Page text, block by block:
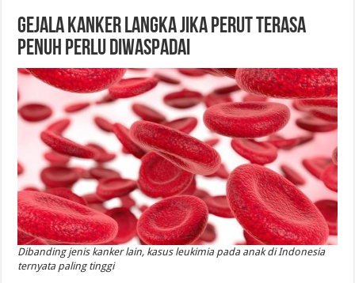
Gejala Kanker Langka Jika Perut Terasa
Penuh Perlu Diwaspadai
Dibanding jenis kanker lain, kasus leukimia pada anak di Indonesia
ternyata paling tinggi